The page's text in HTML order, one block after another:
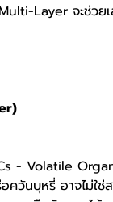
Layer จะช่วย
- Volatile
วันบุหรี่ อาจไม่ใ